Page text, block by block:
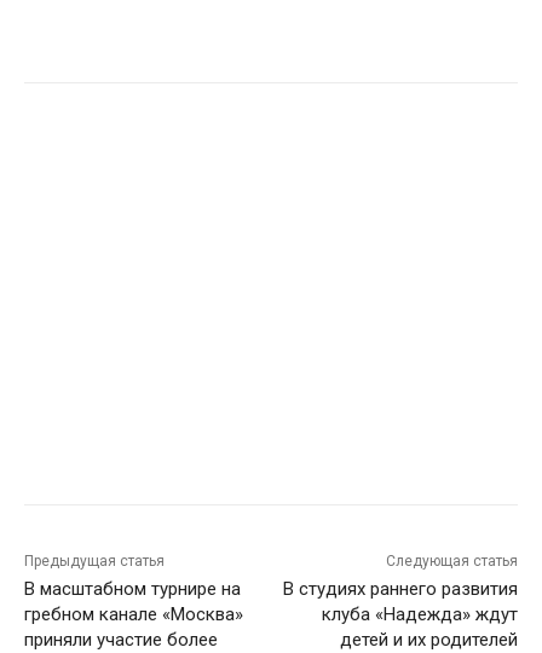
Предыдущая статья
В масштабном турнире на
гребном канале «Москва»
приняли участие более
Следующая статья
В студиях раннего развития
клуба «Надежда» ждут
детей и их родителей